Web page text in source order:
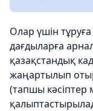
Олар үшін
дағдыларға
қазақстандық
жаңартылып
(тапшы